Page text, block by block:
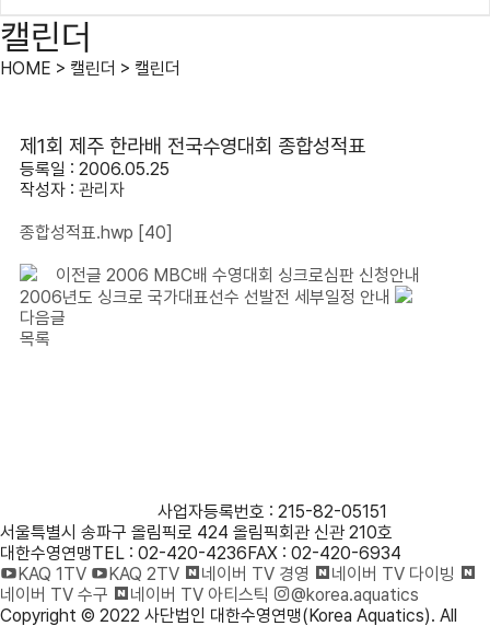
캘린더
HOME > 캘린더 > 캘린더
제1회 제주 한라배 전국수영대회 종합성적표
등록일 : 2006.05.25
작성자 : 관리자
종합성적표.hwp [40]
이전글 2006 MBC배 수영대회 싱크로심판 신청안내
2006년도 싱크로 국가대표선수 선발전 세부일정 안내
다음글
목록
사업자등록번호 : 215-82-05151
서울특별시 송파구 올림픽로 424 올림픽회관 신관 210호
대한수영연맹TEL : 02-420-4236FAX : 02-420-6934
KAQ 1TV
KAQ 2TV 네이버 TV 경영
네이버 TV 다이빙
네이버 TV 수구
네이버 TV 아티스틱
@korea.aquatics
Copyright © 2022 사단법인 대한수영연맹(Korea Aquatics). All